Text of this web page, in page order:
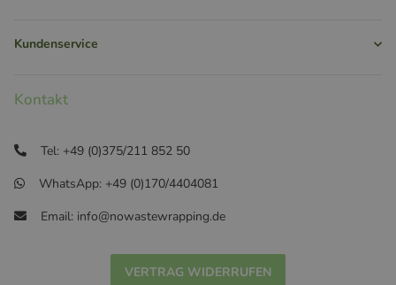
Kundenservice
Kontakt
Tel: +49 (0)375/211 852 50
WhatsApp: +49 (0)170/4404081
Email: info@nowastewrapping.de
VERTRAG WIDERRUFEN